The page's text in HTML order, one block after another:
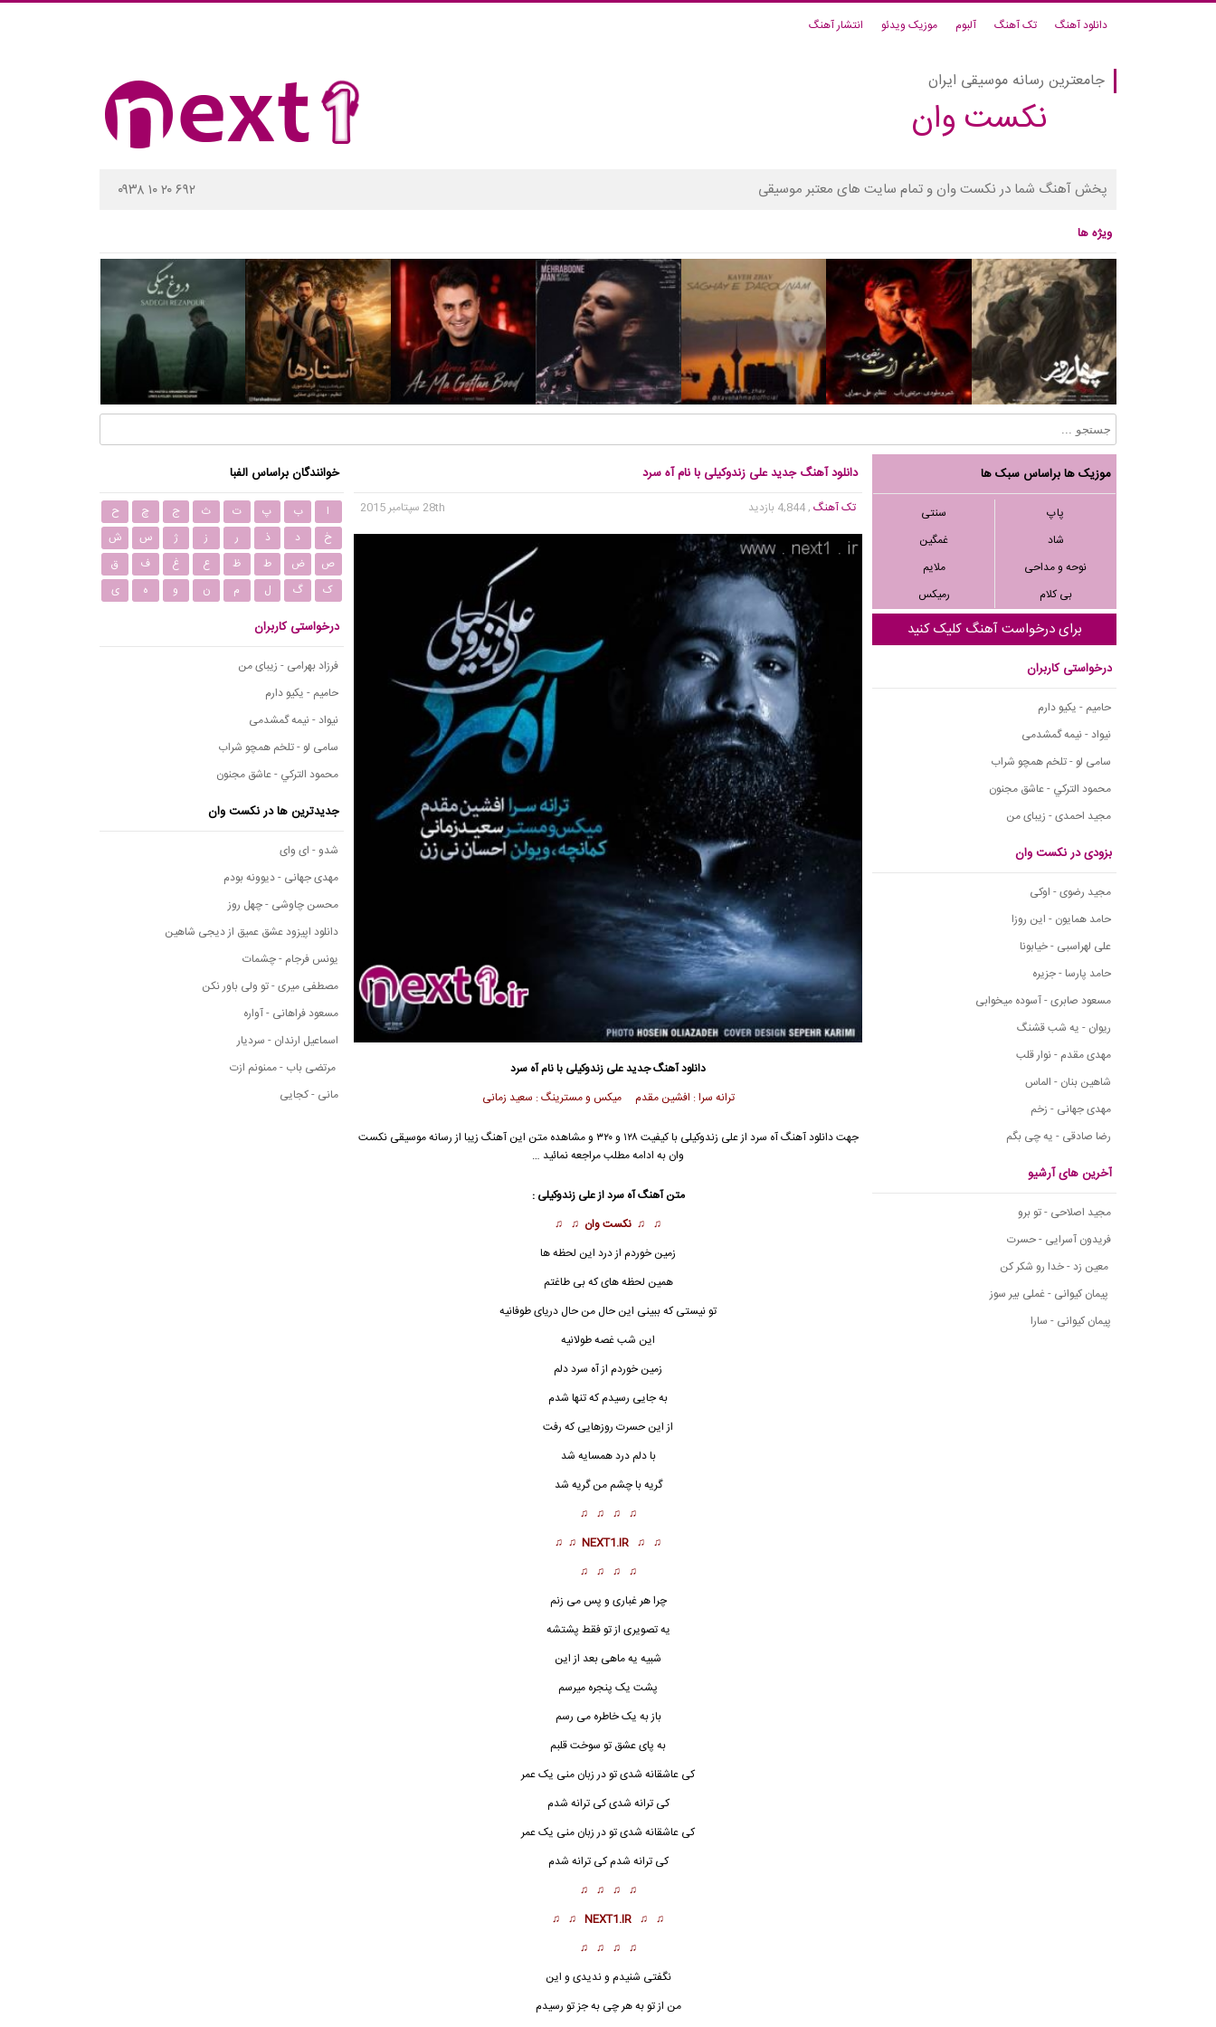
دانلود آهنگ تک آهنگ آلبوم موزیک ویدئو انتشار آهنگ
جامعترین رسانه موسیقی ایران
نکست وان
پخش آهنگ شما در نکست وان و تمام سایت های معتبر موسیقی ۰۹۳۸ ۱۰ ۲۰ ۶۹۲
ویژه ها
موزیک ها براساس سبک ها
پاپ
سنتی
شاد
غمگین
نوحه و مداحی
ملایم
بی کلام
رمیکس
برای درخواست آهنگ کلیک کنید
درخواستی کاربران
حامیم - یکیو دارم
نیواد - نیمه گمشدمی
سامی لو - تلخم همچو شراب
محمود التركي - عاشق مجنون
مجید احمدی - زیبای من
بزودی در نکست وان
مجید رضوی - اوکی
حامد همایون - این روزا
علی لهراسبی - خیابونا
حامد پارسا - جزیره
مسعود صابری - آسوده میخوابی
ریوان - یه شب قشنگ
مهدی مقدم - نوار قلب
شاهین بنان - الماس
مهدی جهانی - زخم
رضا صادقی - یه چی بگم
آخرین های آرشیو
مجید اصلاحی - تو برو
فریدون آسرایی - حسرت
معین زد - خدا رو شکر کن
پیمان کیوانی - غملی بیر سوز
پیمان کیوانی - سارا
دانلود آهنگ جدید علی زندوکیلی با نام آه سرد
تک آهنگ, 4,844 بازدید 28th سپتامبر 2015
دانلود آهنگ جدیدعلی زندوکیلی با نام آه سرد
ترانه‌ سرا : افشین مقدم میکس و مسترینگ : سعید زمانی
جهت دانلود آهنگ آه سرد از علی زندوکیلی با کیفیت ۱۲۸ و ۳۲۰ و مشاهده متن این آهنگ زیبا از رسانه موسیقی نکست
وان به ادامه مطلب مراجعه نمائید …
متن آهنگ آه سرد از علی زندوکیلی :
♫ ♫ نکست وان ♫ ♫
زمین خوردم از درد این لحظه ها
همین لحظه های که بی طاغتم
تو نیستی که ببینی این حال من حال دریای طوفانیه
این شب غصه طولانیه
زمین خوردم از آه سرد دلم
به جایی رسیدم که تنها شدم
از این حسرت روزهایی که رفت
با دلم درد همسایه شد
گریه با چشم من گریه شد
♫ ♫ ♫ ♫
♫ ♫
NEXT1.IR
♫ ♫
♫ ♫ ♫ ♫
چرا هر غباری و پس می زنم
یه تصویری از تو فقط پشتشه
شبیه یه ماهی بعد از این
پشت یک پنجره میرسم
باز به یک خاطره می رسم
به پای عشق تو سوخت قلبم
کی عاشقانه شدی تو در زبان منی یک عمر
کی ترانه شدی کی ترانه شدم
کی عاشقانه شدی تو در زبان منی یک عمر
کی ترانه شدم کی ترانه شدم
♫ ♫ ♫ ♫
♫ ♫
NEXT1.IR
♫ ♫
♫ ♫ ♫ ♫
نگفتی شنیدم و ندیدی و این
من از تو به هر چی به جز تو رسیدم
خوانندگان براساس الفبا
ا ب پ ت ث ج چ
ح
خ
د ذ ر ز ژ س
ش
ص
ض ط ظ ع غ ف
ق
ک
گ ل م ن و ه ی
درخواستی کاربران
فرزاد بهرامی - زیبای من
حامیم - یکیو دارم
نیواد - نیمه گمشدمی
سامی لو - تلخم همچو شراب
محمود التركي - عاشق مجنون
جدیدترین ها در نکست وان
شدو - ای وای
مهدی جهانی - دیوونه بودم
محسن چاوشی - چهل روز
دانلود اپیزود عشق عمیق از دیجی شاهین
یونس فرجام - چشمات
مصطفی میری - تو ولی باور نکن
مسعود فراهانی - آواره
اسماعیل ارندان - سردیار
مرتضی باب - ممنونم ازت
مانی - کجایی